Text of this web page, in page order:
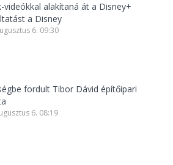
videókkal alakítaná át a Disney+
a Disney
6. 09:30
fordult Tibor Dávid építőipari
6. 08:19